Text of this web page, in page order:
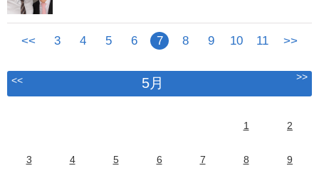
<< 3 4 5 6 7 8 9 10 11 >>
<< 5月 >>
1 2
3 4 5 6 7 8 9